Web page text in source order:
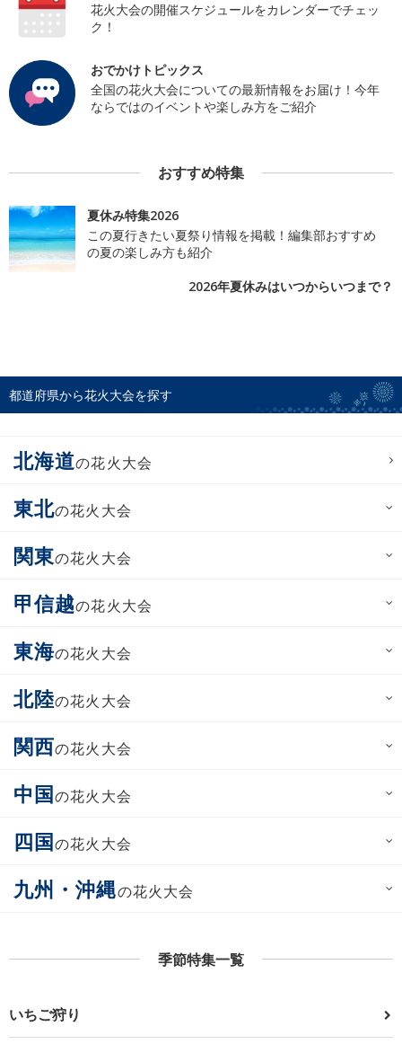
花火大会の開催スケジュールをカレンダーでチェッ
ク！
おでかけトピックス
全国の花火大会についての最新情報をお届け！今年
ならではのイベントや楽しみ方をご紹介
おすすめ特集
夏休み特集2026
この夏行きたい夏祭り情報を掲載！編集部おすすめ
の夏の楽しみ方も紹介
2026年夏休みはいつからいつまで？
都道府県から花火大会を探す
北海道の花火大会
東北の花火大会
関東の花火大会
甲信越の花火大会
東海の花火大会
北陸の花火大会
関西の花火大会
中国の花火大会
四国の花火大会
九州・沖縄の花火大会
季節特集一覧
いちご狩り